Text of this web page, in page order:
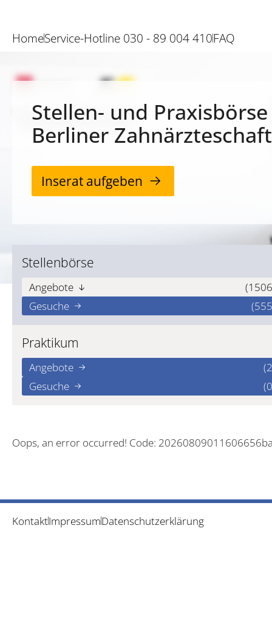
HomeService-Hotline 030 - 89 004 410FAQ
Stellen- und
Berliner Zahnärzteschaft
Inserat aufgeben
Stellenbörse
Angebote
Gesuche
Praktikum
Angebote
Gesuche
Oops, an error occurred! Code:
KontaktImpressumDatenschutzerklärung